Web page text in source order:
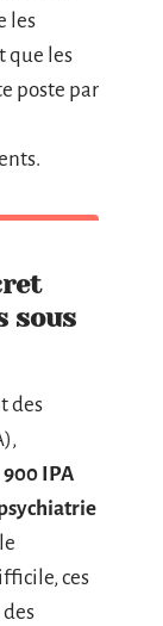
les
que les
poste par
sous
des
900 IPA
ces